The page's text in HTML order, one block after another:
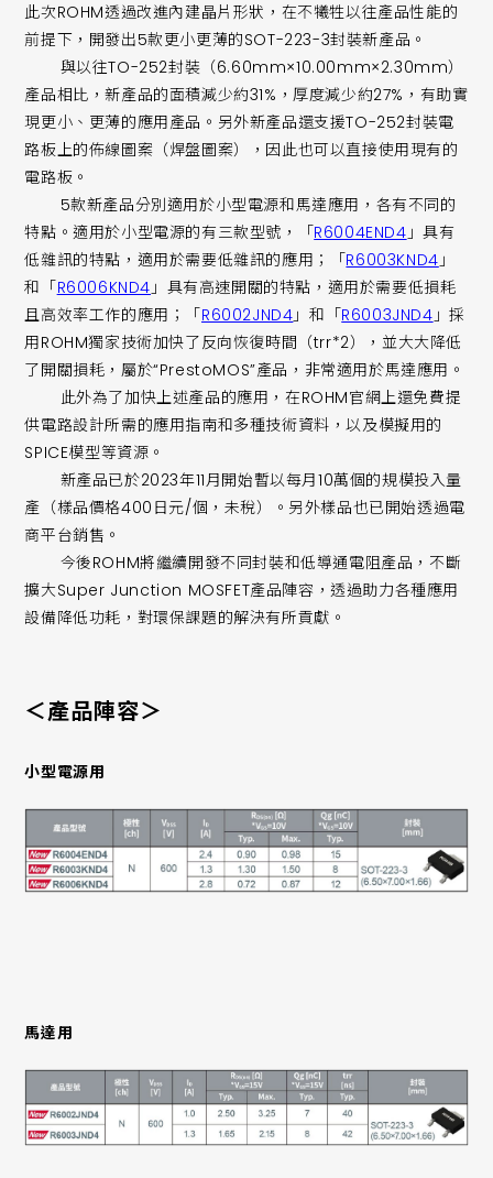
此次ROHM透過改進內建晶片形狀，在不犧牲以往產品性能的
前提下，開發出5款更小更薄的SOT-223-3封裝新產品。
與以往TO-252封裝（6.60mm×10.00mm×2.30mm）
產品相比，新產品的面積減少約31%，厚度減少約27%，有助實
現更小、更薄的應用產品。另外新產品還支援TO-252封裝電
路板上的佈線圖案（焊盤圖案），因此也可以直接使用現有的
電路板。
5款新產品分別適用於小型電源和馬達應用，各有不同的
特點。適用於小型電源的有三款型號，「R6004END4」具有
低雜訊的特點，適用於需要低雜訊的應用；「R6003KND4」
和「R6006KND4」具有高速開關的特點，適用於需要低損耗
且高效率工作的應用；「R6002JND4」和「R6003JND4」採
用ROHM獨家技術加快了反向恢復時間（trr*2），並大大降低
了開關損耗，屬於“PrestoMOS”產品，非常適用於馬達應用。
此外為了加快上述產品的應用，在ROHM官網上還免費提
供電路設計所需的應用指南和多種技術資料，以及模擬用的
SPICE模型等資源。
新產品已於2023年11月開始暫以每月10萬個的規模投入量
產（樣品價格400日元/個，未稅）。另外樣品也已開始透過電
商平台銷售。
今後ROHM將繼續開發不同封裝和低導通電阻產品，不斷
擴大Super Junction MOSFET產品陣容，透過助力各種應用
設備降低功耗，對環保課題的解決有所貢獻。
＜產品陣容＞
小型電源用
馬達用